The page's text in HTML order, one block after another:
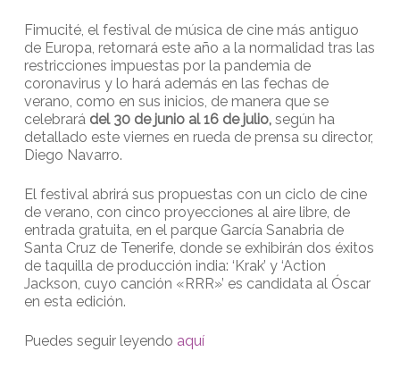
Fimucité, el festival de música de cine más antiguo
de Europa, retornará este año a la normalidad tras las
restricciones impuestas por la pandemia de
coronavirus y lo hará además en las fechas de
verano, como en sus inicios, de manera que se
celebrará del 30 de junio al 16 de julio,según ha
detallado este viernes en rueda de prensa su director,
Diego Navarro.
El festival abrirá sus propuestas con un ciclo de cine
de verano, con cinco proyecciones al aire libre, de
entrada gratuita, en el parque García Sanabria de
Santa Cruz de Tenerife, donde se exhibirán dos éxitos
de taquilla de producción india: ‘Krak’ y ‘Action
Jackson, cuyo canción «RRR»’ es candidata al Óscar
en esta edición.
Puedes seguir leyendo aquí